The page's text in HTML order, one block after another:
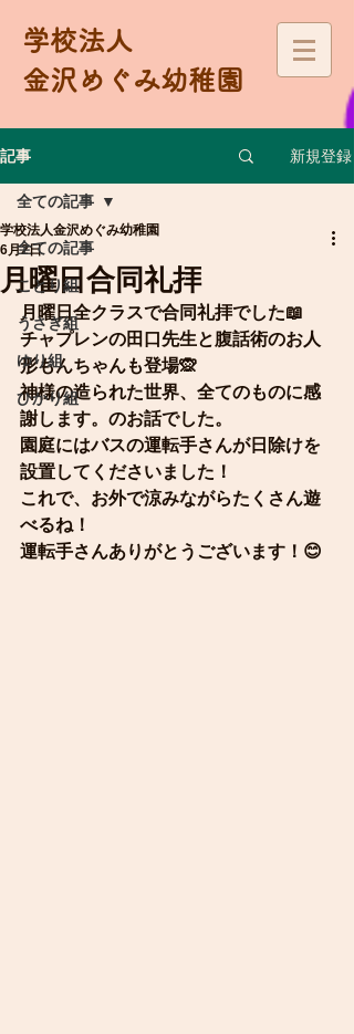
学校法人
金沢めぐみ幼稚園
記事 新規登録
全ての記事
ことり組
うさぎ組
ゆり組
ひかり組
全ての記事
月曜日合同礼拝
学校法人金沢めぐみ幼稚園
6月2日
月曜日全クラスで合同礼拝でした📖
チャプレンの田口先生と腹話術のお人
形もんちゃんも登場🙊
神様の造られた世界、全てのものに感
謝します。のお話でした。
園庭にはバスの運転手さんが日除けを
設置してくださいました！
これで、お外で涼みながらたくさん遊
べるね！
運転手さんありがとうございます！😊